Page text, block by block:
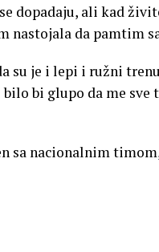
dopadaju, ali kad
nastojala da pamtim
su je i lepi i ružni
bi glupo da me sve
sa nacionalnim